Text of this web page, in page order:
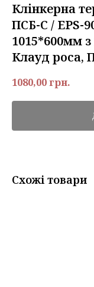
Клінкерна
ПСБ-С / EPS-
1015*600мм
Клауд роса,
1080,00грн.
Схожі товари